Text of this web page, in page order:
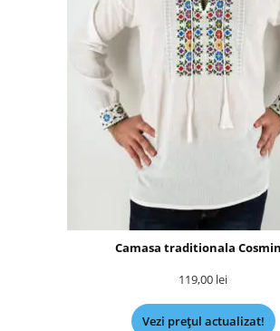
Camasa traditionala
119,00 lei
Vezi prețul actualizat!